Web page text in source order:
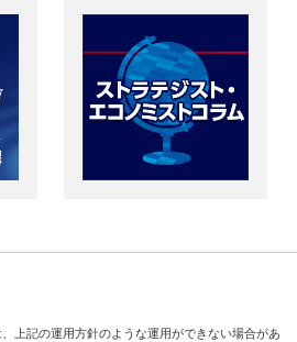
上記の運用方針のような運用ができない場合があ